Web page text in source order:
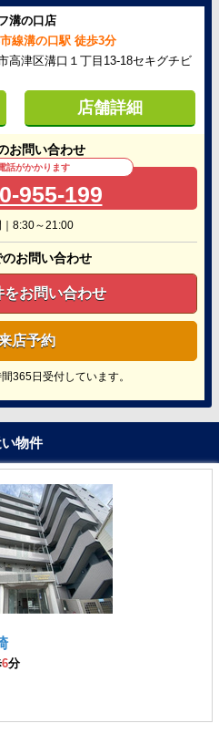
溝の口店
線溝の口駅 徒歩3分
高津区溝口１丁目13-18セキグチビ
店舗詳細
お問い合わせ
話がかかります
955-199
8:30～21:00
お問い合わせ
をお問い合わせ
店予約
365日受付しています。
物件
6分